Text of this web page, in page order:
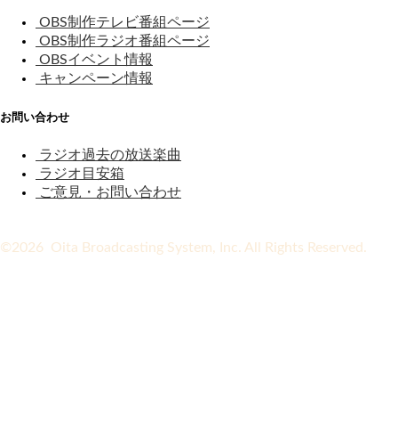
OBS制作テレビ番組ページ
OBS制作ラジオ番組ページ
OBSイベント情報
キャンペーン情報
お問い合わせ
ラジオ過去の放送楽曲
ラジオ目安箱
ご意見・お問い合わせ
©2026 Oita Broadcasting System, Inc. All Rights Reserved.